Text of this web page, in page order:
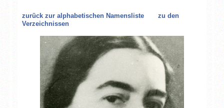
zurück zur alphabetischen Namensliste
zu den
Verzeichnissen